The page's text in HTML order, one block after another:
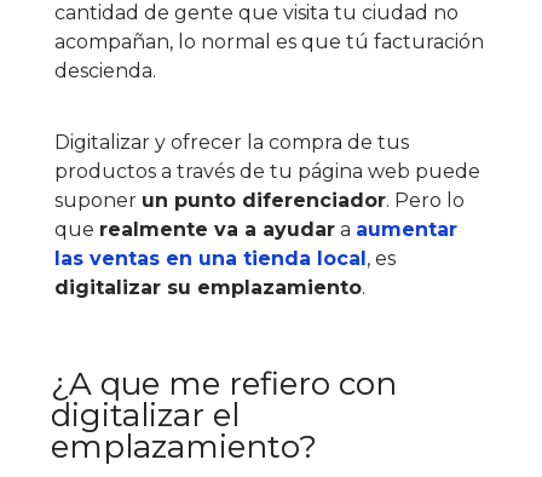
cantidad de gente que visita tu ciudad no
acompañan, lo normal es que tú facturación
descienda.
Digitalizar y ofrecer la compra de tus
productos a través de tu página web puede
suponer un punto diferenciador. Pero lo
que realmente va a ayudar a aumentar
las ventas en una tienda local, es
digitalizar su emplazamiento.
¿A que me refiero con
digitalizar el
emplazamiento?